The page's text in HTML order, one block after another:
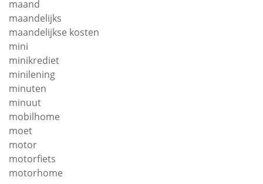
maand
maandelijks
maandelijkse kosten
mini
minikrediet
minilening
minuten
minuut
mobilhome
moet
motor
motorfiets
motorhome